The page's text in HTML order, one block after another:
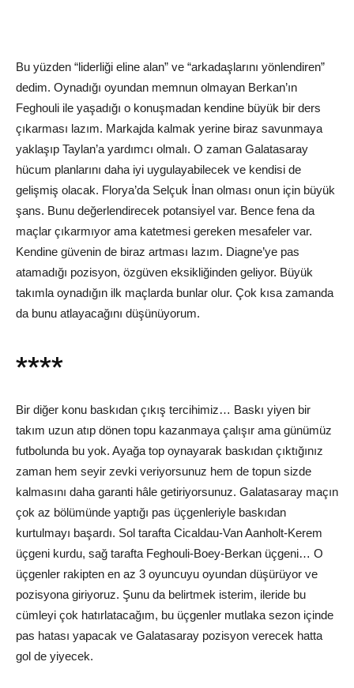
Bu yüzden “liderliği eline alan” ve “arkadaşlarını yönlendiren”
dedim. Oynadığı oyundan memnun olmayan Berkan’ın
Feghouli ile yaşadığı o konuşmadan kendine büyük bir ders
çıkarması lazım. Markajda kalmak yerine biraz savunmaya
yaklaşıp Taylan’a yardımcı olmalı. O zaman Galatasaray
hücum planlarını daha iyi uygulayabilecek ve kendisi de
gelişmiş olacak. Florya’da Selçuk İnan olması onun için büyük
şans. Bunu değerlendirecek potansiyel var. Bence fena da
maçlar çıkarmıyor ama katetmesi gereken mesafeler var.
Kendine güvenin de biraz artması lazım. Diagne’ye pas
atamadığı pozisyon, özgüven eksikliğinden geliyor. Büyük
takımla oynadığın ilk maçlarda bunlar olur. Çok kısa zamanda
da bunu atlayacağını düşünüyorum.
****
Bir diğer konu baskıdan çıkış tercihimiz… Baskı yiyen bir
takım uzun atıp dönen topu kazanmaya çalışır ama günümüz
futbolunda bu yok. Ayağa top oynayarak baskıdan çıktığınız
zaman hem seyir zevki veriyorsunuz hem de topun sizde
kalmasını daha garanti hâle getiriyorsunuz. Galatasaray maçın
çok az bölümünde yaptığı pas üçgenleriyle baskıdan
kurtulmayı başardı. Sol tarafta Cicaldau-Van Aanholt-Kerem
üçgeni kurdu, sağ tarafta Feghouli-Boey-Berkan üçgeni… O
üçgenler rakipten en az 3 oyuncuyu oyundan düşürüyor ve
pozisyona giriyoruz. Şunu da belirtmek isterim, ileride bu
cümleyi çok hatırlatacağım, bu üçgenler mutlaka sezon içinde
pas hatası yapacak ve Galatasaray pozisyon verecek hatta
gol de yiyecek.